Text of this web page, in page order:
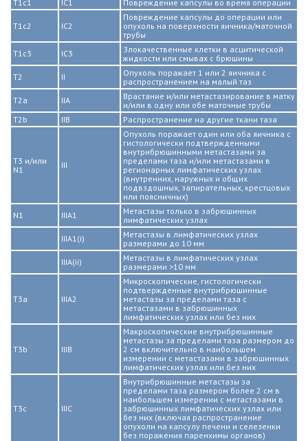
T1c1
IC1 Повреждение капсулы во время операции
T1c2 IC2
Повреждение капсулы до операции или
опухоль на поверхности яичника/маточной
трубы
T1c3
IC3
Злокачественные клетки в асцитической
жидкости или смывах с брюшины
T2
II
Опухоль поражает 1 или 2 яичника с
распространением на малый таз
T2a
IIA
Врастание и/или метастазирование в матку
и/или в одну или обе маточные трубы
T2b
IIB Распространение на другие ткани таза
T3 и/или
N1
III
Опухоль поражает один или оба яичника с
гистологически подтвержденными
внутрибрюшинными метастазами за
пределами таза и/или метастазами в
регионарных лимфатических узлах
(внутренних, наружных и общих
подвздошных, запирательных, крестцовых
или поясничных)
N1
IIIA1
Метастазы только в забрюшинных
лимфатических узлах
IIIA1(i)
Метастазы в лимфатических узлах
размерами до 10 мм
IIIA(ii)
Метастазы в лимфатических узлах
размерами >10 мм
T3a IIIA2
Микроскопические, гистологически
подтвержденные внутрибрюшинные
метастазы за пределами таза с
метастазами в забрюшинных
лимфатических узлах или без них
T3b IIIB
Макроскопические внутрибрюшинные
метастазы за пределами таза размером до
2 см включительно в наибольшем
измерении с метастазами в забрюшинных
лимфатических узлах или без них
T3с IIIC
Внутрибрюшинные метастазы за
пределами таза размером более 2 см в
наибольшем измерении с метастазами в
забрюшинных лимфатических узлах или
без них (включая распространение
опухоли на капсулу печени и селезенки
без поражения паренхимы органов)